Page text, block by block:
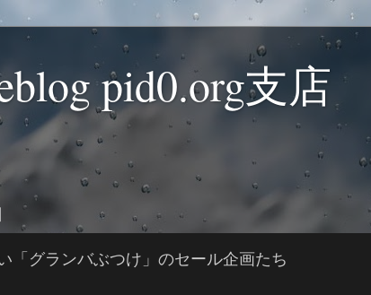
pid0.org支店
「グランバぶつけ」のセール企画たち